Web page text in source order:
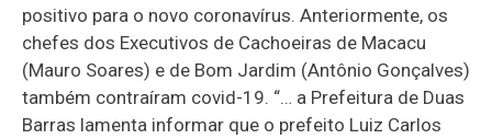
positivo para o novo coronavírus. Anteriormente, os
chefes dos Executivos de Cachoeiras de Macacu
(Mauro Soares) e de Bom Jardim (Antônio Gonçalves)
também contraíram covid-19. “… a Prefeitura de Duas
Barras lamenta informar que o prefeito Luiz Carlos